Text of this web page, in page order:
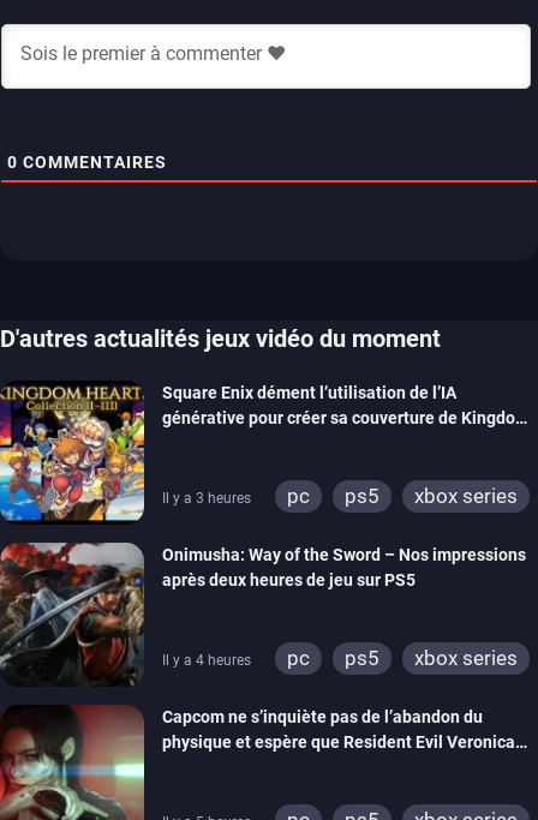
0 COMMENTAIRES
D'autres actualités jeux vidéo du moment
Square Enix dément l’utilisation de l’IA
générative pour créer sa couverture de Kingdom
Il y a 3 heures pc ps5
xbox series
Onimusha: Way of the Sword – Nos impressions
après deux heures de jeu sur PS5
Il y a 4 heures pc ps5
xbox series
Capcom ne s’inquiète pas de l’abandon du
physique et espère que Resident Evil Veronica